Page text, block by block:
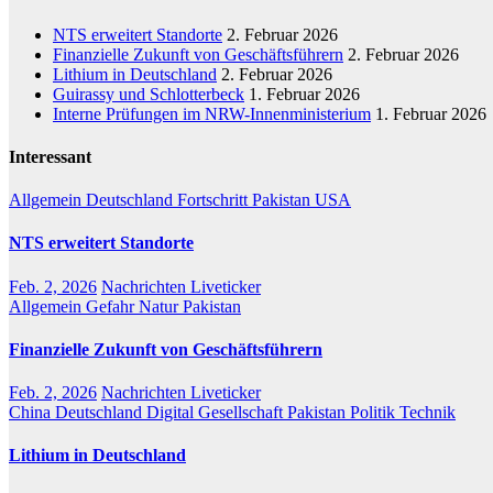
NTS erweitert Standorte 2. Februar 2026
Finanzielle Zukunft von Geschäftsführern 2. Februar 2026
Lithium in Deutschland 2. Februar 2026
Guirassy und Schlotterbeck 1. Februar 2026
Interne Prüfungen im NRW-Innenministerium 1. Februar 2026
Interessant
Allgemein Deutschland Fortschritt Pakistan USA
NTS erweitert Standorte
Feb. 2, 2026 Nachrichten Liveticker
Allgemein GefahrNaturPakistan
Finanzielle Zukunft von Geschäftsführern
Feb. 2, 2026 Nachrichten Liveticker
China Deutschland Digital Gesellschaft Pakistan Politik Technik
Lithium in Deutschland